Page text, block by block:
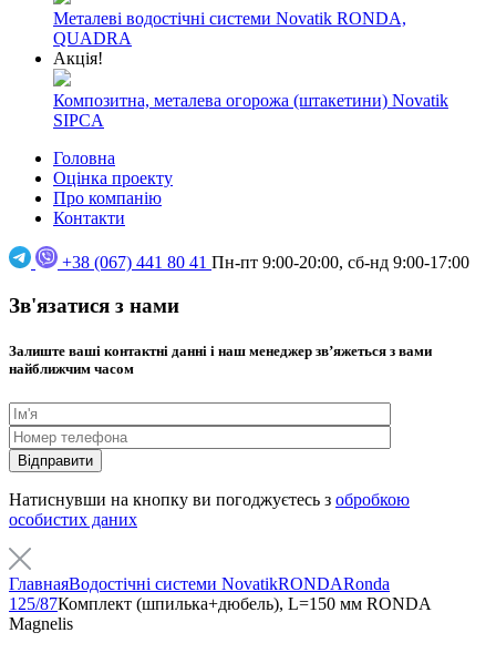
Металеві водостічні системи Novatik RONDA,
QUADRA
Акція!
Композитна, металева огорожа (штакетини) Novatik
SIPCA
Головна
Оцінка проекту
Про компанію
Контакти
+38 (067) 441 80 41 Пн-пт 9:00-20:00, сб-нд 9:00-17:00
Зв'язатися з нами
Залиште ваші контактні данні і наш менеджер звʼяжеться з вами
найближчим часом
Натиснувши на кнопку ви погоджуєтесь з обробкою
особистих даних
ГлавнаяВодостічні системи NovatikRONDARonda
125/87Комплект (шпилька+дюбель), L=150 мм RONDA
Magnelis